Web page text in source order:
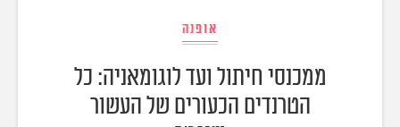
אופנה
ממכנסי חיתול ועד לוגומאניה: כל
הטרנדים הכעורים של העשור